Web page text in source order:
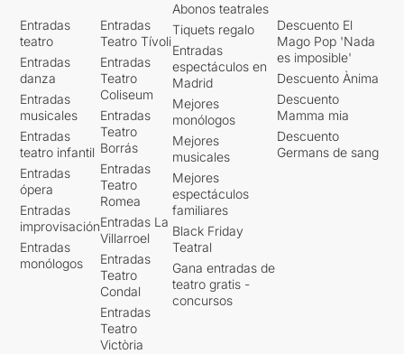
Entradas
teatro
Entradas
danza
Entradas
musicales
Entradas
teatro infantil
Entradas
ópera
Entradas
improvisación
Entradas
monólogos
Entradas
Teatro Tívoli
Entradas
Teatro
Coliseum
Entradas
Teatro
Borrás
Entradas
Teatro
Romea
Entradas La
Villarroel
Entradas
Teatro
Condal
Entradas
Teatro
Victòria
Abonos teatrales
Tiquets regalo
Entradas
espectáculos en
Madrid
Mejores
monólogos
Mejores
musicales
Mejores
espectáculos
familiares
Black Friday
Teatral
Gana entradas de
teatro gratis -
concursos
Descuento El
Mago Pop 'Nada
es imposible'
Descuento Ànima
Descuento
Mamma mia
Descuento
Germans de sang